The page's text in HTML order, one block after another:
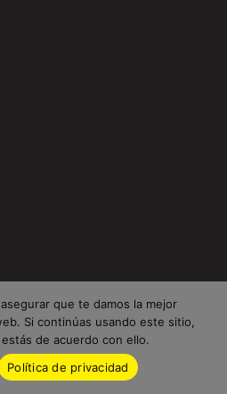
que te damos la mejor
Si continúas usando este sitio,
de acuerdo con ello.
Política de privacidad